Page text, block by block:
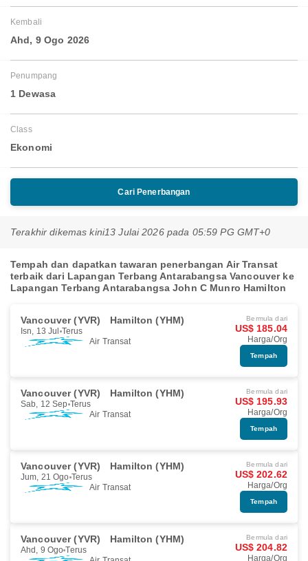
Kembali
Ahd, 9 Ogo 2026
Penumpang
1 Dewasa
Class
Ekonomi
Cari Penerbangan
Terakhir dikemas kini13 Julai 2026 pada 05:59 PG GMT+0
Tempah dan dapatkan tawaran penerbangan Air Transat
terbaik dari Lapangan Terbang Antarabangsa Vancouver ke
Lapangan Terbang Antarabangsa John C Munro Hamilton
Vancouver (YVR) Hamilton (YHM)
Isn, 13 Jul Terus
Air Transat
Bermula dari
US$ 185.04
Harga/Org
Tempah
Vancouver (YVR) Hamilton (YHM)
Sab, 12 Sep Terus
Air Transat
Bermula dari
US$ 195.93
Harga/Org
Tempah
Vancouver (YVR) Hamilton (YHM)
Jum, 21 Ogo Terus
Air Transat
Bermula dari
US$ 202.62
Harga/Org
Tempah
Vancouver (YVR) Hamilton (YHM)
Ahd, 9 Ogo Terus
Bermula dari
US$ 204.82
Harga/Org